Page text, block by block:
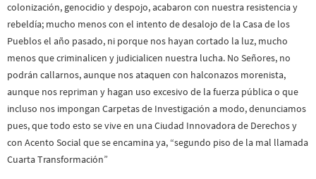
colonización, genocidio y despojo, acabaron con nuestra resistencia y
rebeldía; mucho menos con el intento de desalojo de la Casa de los
Pueblos el año pasado, ni porque nos hayan cortado la luz, mucho
menos que criminalicen y judicialicen nuestra lucha. No Señores, no
podrán callarnos, aunque nos ataquen con halconazos morenista,
aunque nos repriman y hagan uso excesivo de la fuerza pública o que
incluso nos impongan Carpetas de Investigación a modo, denunciamos
pues, que todo esto se vive en una Ciudad Innovadora de Derechos y
con Acento Social que se encamina ya, “segundo piso de la mal llamada
Cuarta Transformación”